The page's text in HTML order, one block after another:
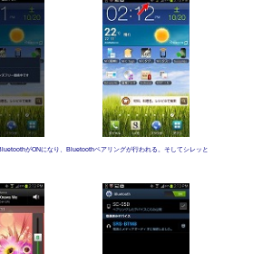
がONになり、Bluetoothペアリングが行われる。そしてシレッと